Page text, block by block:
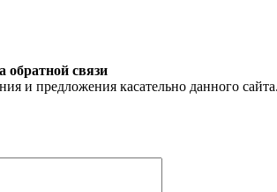
обратной связи
и предложения касательно данного